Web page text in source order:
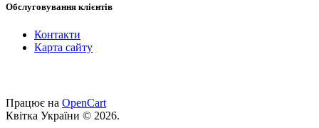
Обслуговування клієнтів
Контакти
Карта сайту
Працює на OpenCart
Квітка України © 2026.